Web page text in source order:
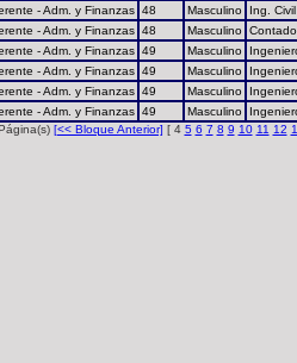
- Adm. y Finanzas 48 Masculino
Ing.
- Adm. y Finanzas 48 Masculino
- Adm. y Finanzas 49 Masculino
- Adm. y Finanzas 49 Masculino
- Adm. y Finanzas 49 Masculino
- Adm. y Finanzas 49 Masculino
[<< Bloque Anterior] [ 4 5 6 7 8 9 10 11 12